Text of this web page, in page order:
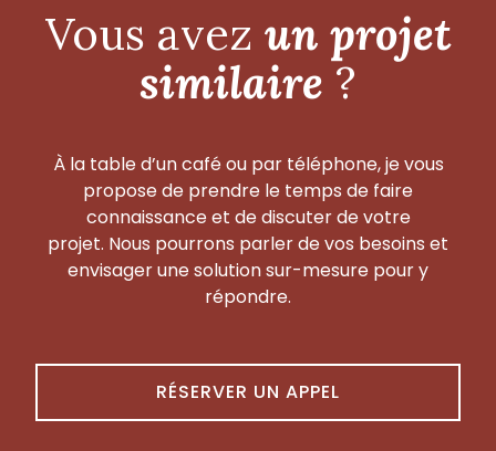
Vous avez un projet
similaire ?
À la table d’un café ou par téléphone, je vous
propose de prendre le temps de faire
connaissance et de discuter de votre
projet. Nous pourrons parler de vos besoins et
envisager une solution sur-mesure pour y
répondre.
RÉSERVER UN APPEL